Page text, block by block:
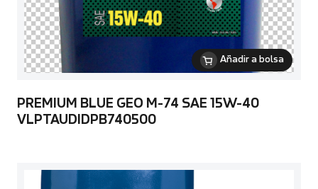
Añadir a bolsa
PREMIUM BLUE GEO M-74 SAE 15W-40
VLPTAUDIDPB740500